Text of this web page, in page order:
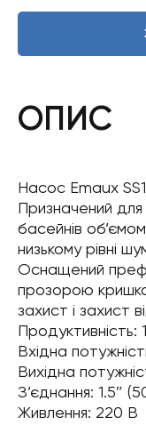
ОПИС
Насос Emaux
Призначений
басейнів
низькому рівні
Оснащений
прозорою
захист і захист
Продуктивність:
Вхідна
Вихідна
З’єднання: 1.5″
Живлення: 220 В